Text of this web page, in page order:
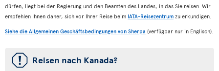
dürfen, liegt bei der Regierung und den Beamten des Landes, in das Sie reisen. Wir
empfehlen Ihnen daher, sich vor Ihrer Reise beim IATA-Reisezentrum zu erkundigen.
Siehe die Allgemeinen Geschäftsbedingungen von Sherpa (verfügbar nur in Englisch).
ü Reisen nach Kanada?